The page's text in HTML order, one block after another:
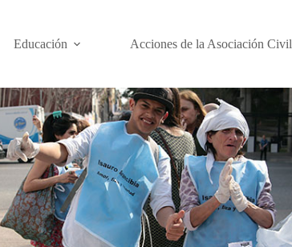
Educación Acciones de la Asociación Civil